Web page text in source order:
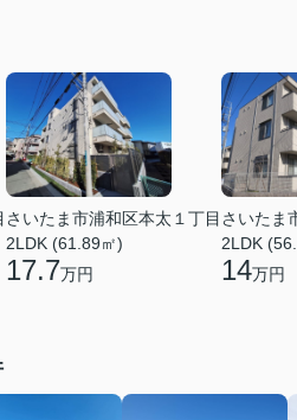
さいたま市浦和区本太１丁目
2LDK (61.89㎡)
17.7万円
さいたま
2LDK
14万円